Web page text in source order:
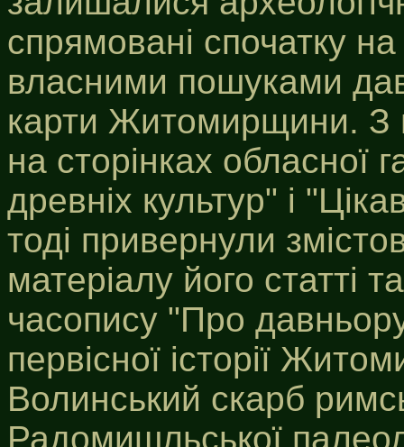
спрямовані спочатку
власними пошуками
карти Житомирщини. З
на сторінках обласної
древніх культур" і
тоді привернули
матеріалу його статті
часопису "Про
первісної історії
Волинський скарб
Радомишльської